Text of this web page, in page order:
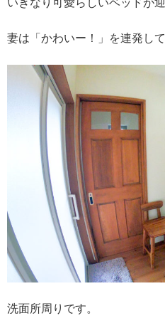
いきなり可愛らしいベッドが
妻は「かわいー！」を連発し
洗面所周りです。